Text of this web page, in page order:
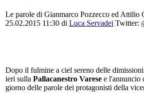
Le parole di Gianmarco Pozzecco ed Attilio
25.02.2015 11:30 di Luca Servadei Twitter:
Dopo il fulmine a ciel sereno delle
ieri sulla Pallacanestro Varese e l'annuncio
giorno delle parole dei protagonisti della